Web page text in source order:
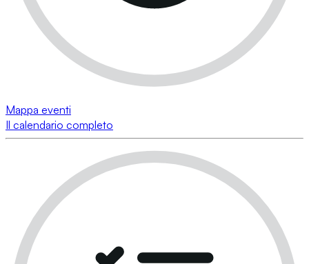
Mappa eventi
Il calendario completo